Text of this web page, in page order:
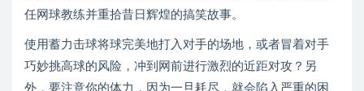
任网球教练并重拾昔日辉煌的搞笑故事。
使用蓄力击球将球完美地打入对手的场地，或者冒着对手
巧妙挑高球的风险，冲到网前进行激烈的近距对攻？另
外，要注意你的体力，因为一旦耗尽，就会陷入严重的困